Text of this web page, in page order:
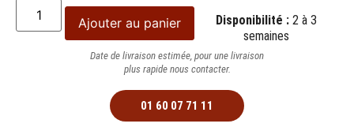
Ajouter au panier Disponibilité : 2 à 3
semaines
Date de livraison estimée, pour une livraison
plus rapide nous contacter.
01 60 07 71 11